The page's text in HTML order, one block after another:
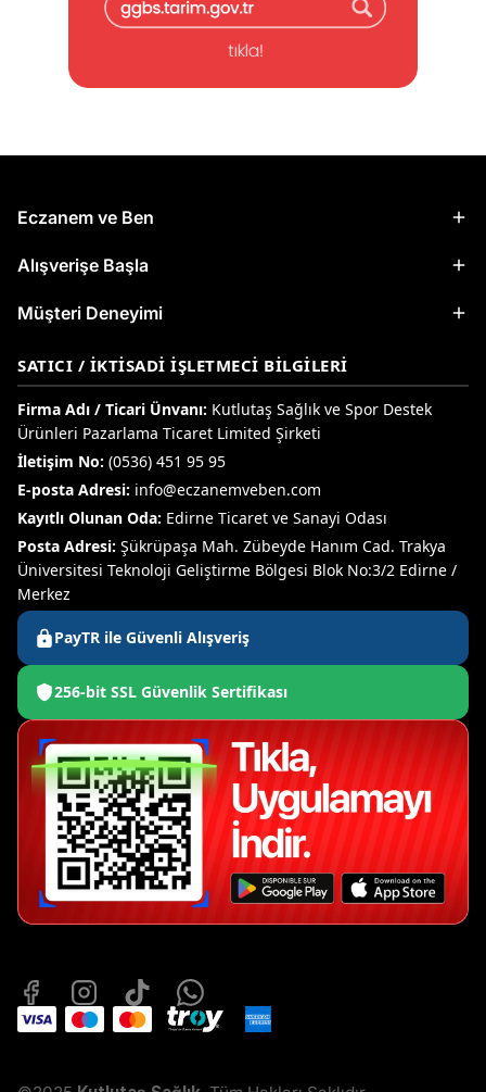
Eczanem ve Ben
Alışverişe Başla
Müşteri Deneyimi
SATICI / İKTISADI İŞLETMECI BILGILERI
Firma Adı / Ticari Ünvanı: Kutlutaş Sağlık ve Spor Destek
Ürünleri Pazarlama Ticaret Limited Şirketi
İletişim No: (0536) 451 95 95
E-posta Adresi: info@eczanemveben.com
Kayıtlı Olunan Oda: Edirne Ticaret ve Sanayi Odası
Posta Adresi: Şükrüpaşa Mah. Zübeyde Hanım Cad. Trakya
Üniversitesi Teknoloji Geliştirme Bölgesi Blok No:3/2 Edirne /
Merkez
PayTR ile Güvenli Alışveriş
256-bit SSL Güvenlik Sertifikası